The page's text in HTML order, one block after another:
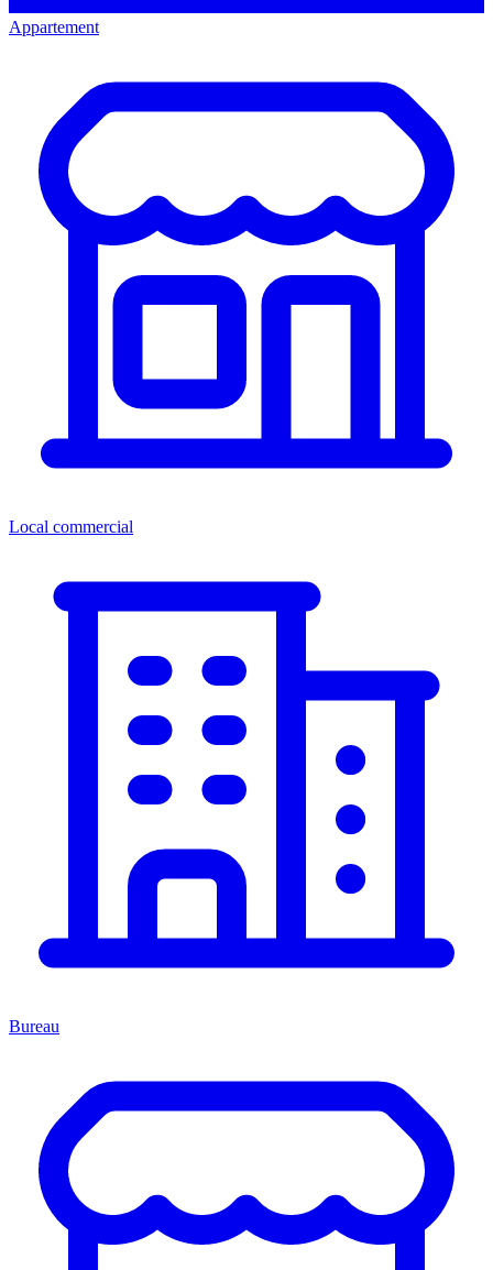
Appartement
Local commercial
Bureau